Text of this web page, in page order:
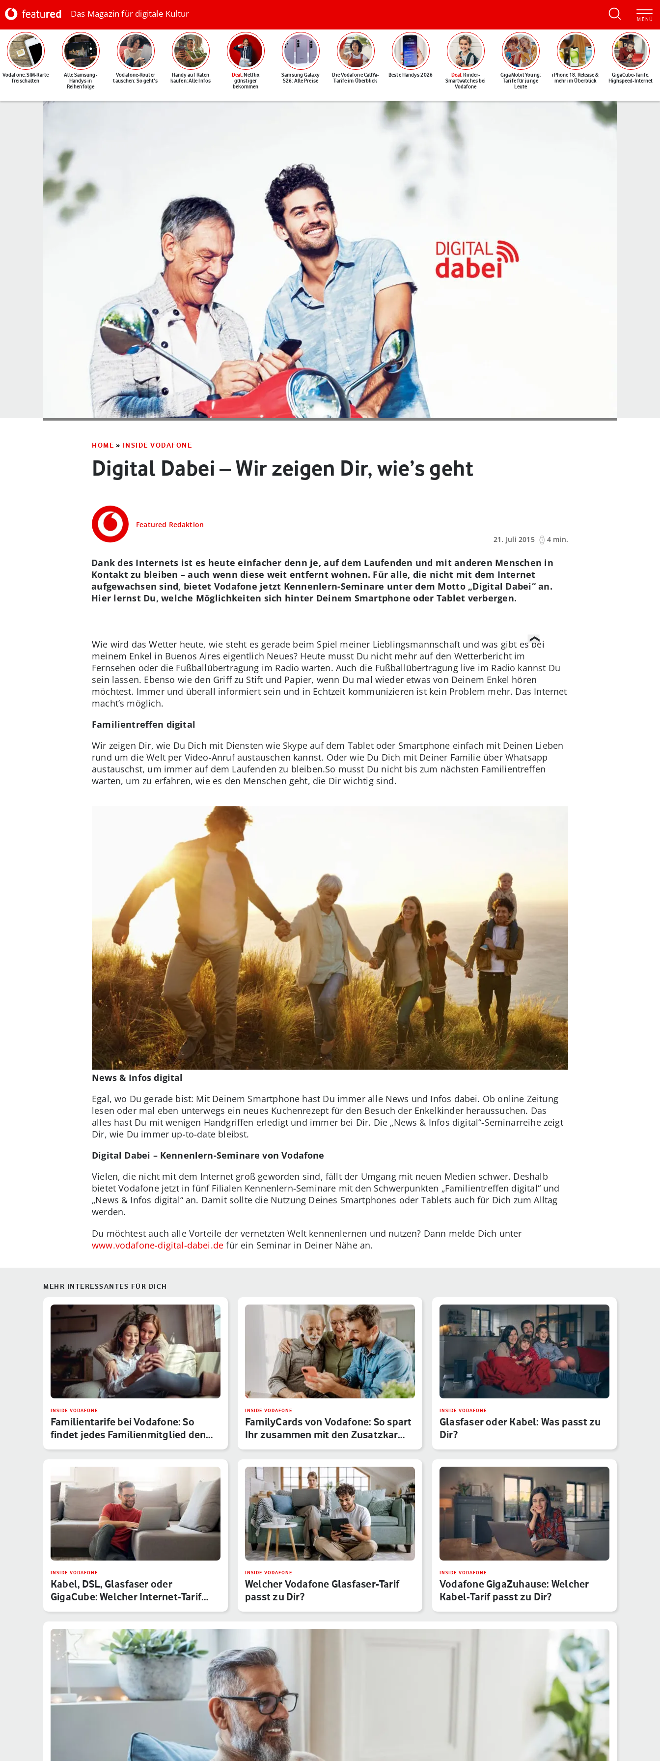
Das Magazin für digitale Kultur
Vodafone: SIM-Karte
freischalten
Alle Samsung-
Handys in
Reihenfolge
Vodafone-Router
tauschen: So geht's
Handy auf Raten
kaufen: Alle Infos
Deal: Netflix
günstiger
bekommen
Samsung Galaxy
S26: Alle Preise
Die Vodafone CallYa-
Tarife im Überblick
Beste Handys 2026 Deal: Kinder-
Smartwatches bei
Vodafone
GigaMobil Young:
Tarife für junge
Leute
iPhone 18: Release &
mehr im Überblick
GigaCube-Tarife:
Highspeed-Internet
HOME » INSIDE VODAFONE
Digital Dabei – Wir zeigen Dir, wie’s geht
Featured Redaktion
21. Juli 2015
4 min.
Dank des Internets ist es heute einfacher denn je, auf dem Laufenden und mit anderen Menschen in
Kontakt zu bleiben – auch wenn diese weit entfernt wohnen. Für alle, die nicht mit dem Internet
aufgewachsen sind, bietet Vodafone jetzt Kennenlern-Seminare unter dem Motto „Digital Dabei“ an.
Hier lernst Du, welche Möglichkeiten sich hinter Deinem Smartphone oder Tablet verbergen.
Wie wird das Wetter heute, wie steht es gerade beim Spiel meiner Lieblingsmannschaft und was gibt es bei
meinem Enkel in Buenos Aires eigentlich Neues? Heute musst Du nicht mehr auf den Wetterbericht im
Fernsehen oder die Fußballübertragung im Radio warten. Auch die Fußballübertragung live im Radio kannst Du
sein lassen. Ebenso wie den Griff zu Stift und Papier, wenn Du mal wieder etwas von Deinem Enkel hören
möchtest. Immer und überall informiert sein und in Echtzeit kommunizieren ist kein Problem mehr. Das Internet
macht’s möglich.
Familientreffen digital
Wir zeigen Dir, wie Du Dich mit Diensten wie Skype auf dem Tablet oder Smartphone einfach mit Deinen Lieben
rund um die Welt per Video-Anruf austauschen kannst. Oder wie Du Dich mit Deiner Familie über Whatsapp
austauschst, um immer auf dem Laufenden zu bleiben.So musst Du nicht bis zum nächsten Familientreffen
warten, um zu erfahren, wie es den Menschen geht, die Dir wichtig sind.
News & Infos digital
Egal, wo Du gerade bist: Mit Deinem Smartphone hast Du immer alle News und Infos dabei. Ob online Zeitung
lesen oder mal eben unterwegs ein neues Kuchenrezept für den Besuch der Enkelkinder heraussuchen. Das
alles hast Du mit wenigen Handgriffen erledigt und immer bei Dir. Die „News & Infos digital“-Seminarreihe zeigt
Dir, wie Du immer up-to-date bleibst.
Digital Dabei – Kennenlern-Seminare von Vodafone
Vielen, die nicht mit dem Internet groß geworden sind, fällt der Umgang mit neuen Medien schwer. Deshalb
bietet Vodafone jetzt in fünf Filialen Kennenlern-Seminare mit den Schwerpunkten „Familientreffen digital“ und
„News & Infos digital“ an. Damit sollte die Nutzung Deines Smartphones oder Tablets auch für Dich zum Alltag
werden.
Du möchtest auch alle Vorteile der vernetzten Welt kennenlernen und nutzen? Dann melde Dich unter
www.vodafone-digital-dabei.de für ein Seminar in Deiner Nähe an.
MEHR INTERESSANTES FÜR DICH
INSIDE VODAFONE
Familientarife bei Vodafone: So
findet jedes Familienmitglied den…
INSIDE VODAFONE
FamilyCards von Vodafone: So spart
Ihr zusammen mit den Zusatzkar…
INSIDE VODAFONE
Glasfaser oder Kabel: Was passt zu
Dir?
INSIDE VODAFONE
Kabel, DSL, Glasfaser oder
GigaCube: Welcher Internet-Tarif
von V…
INSIDE VODAFONE
Welcher Vodafone Glasfaser-Tarif
passt zu Dir?
INSIDE VODAFONE
Vodafone GigaZuhause: Welcher
Kabel-Tarif passt zu Dir?